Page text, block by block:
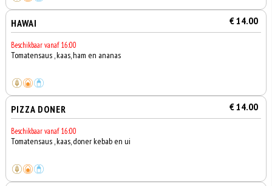
HAWAI € 14.00
Beschikbaar vanaf 16:00
Tomatensaus , kaas, ham en ananas
PIZZA DONER € 14.00
Beschikbaar vanaf 16:00
Tomatensaus , kaas, doner kebab en ui